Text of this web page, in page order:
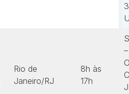
Rio de
Janeiro/RJ
8h às
17h